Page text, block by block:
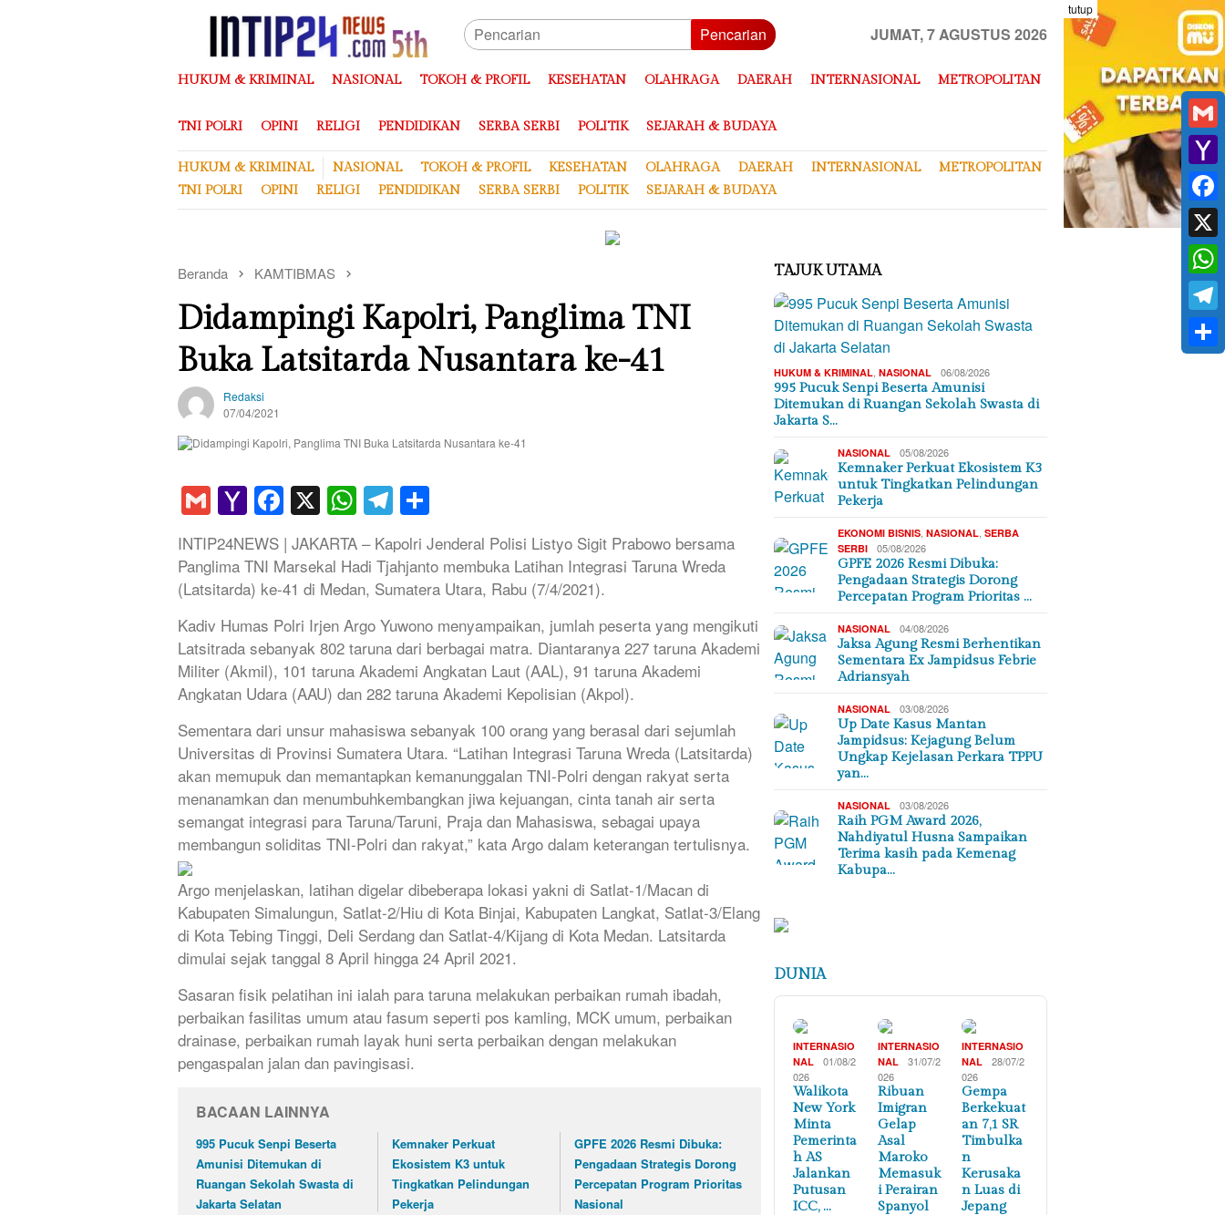
tutup
Pencarian JUMAT, 7 AGUSTUS 2026
HUKUM & KRIMINAL NASIONAL TOKOH & PROFIL KESEHATAN OLAHRAGA DAERAH INTERNASIONAL METROPOLITAN
TNI POLRI OPINI RELIGI PENDIDIKAN SERBA SERBI POLITIK SEJARAH & BUDAYA
HUKUM & KRIMINAL NASIONAL TOKOH & PROFIL KESEHATAN OLAHRAGA DAERAH INTERNASIONAL
METROPOLITAN
TNI POLRI
OPINI RELIGI PENDIDIKAN SERBA SERBI POLITIK SEJARAH & BUDAYA
Beranda KAMTIBMAS
Didampingi Kapolri, Panglima TNI
Buka Latsitarda Nusantara ke-41
Redaksi
07/04/2021
GmailYahoo
Mail
Facebook
X WhatsApp
Telegram
INTIP24NEWS | JAKARTA – Kapolri Jenderal Polisi Listyo Sigit Prabowo bersama
Panglima TNI Marsekal Hadi Tjahjanto membuka Latihan Integrasi Taruna Wreda
(Latsitarda) ke-41 di Medan, Sumatera Utara, Rabu (7/4/2021).
Kadiv Humas Polri Irjen Argo Yuwono menyampaikan, jumlah peserta yang mengikuti
Latsitrada sebanyak 802 taruna dari berbagai matra. Diantaranya 227 taruna Akademi
Militer (Akmil), 101 taruna Akademi Angkatan Laut (AAL), 91 taruna Akademi
Angkatan Udara (AAU) dan 282 taruna Akademi Kepolisian (Akpol).
Sementara dari unsur mahasiswa sebanyak 100 orang yang berasal dari sejumlah
Universitas di Provinsi Sumatera Utara. “Latihan Integrasi Taruna Wreda (Latsitarda)
akan memupuk dan memantapkan kemanunggalan TNI-Polri dengan rakyat serta
menanamkan dan menumbuhkembangkan jiwa kejuangan, cinta tanah air serta
semangat integrasi para Taruna/Taruni, Praja dan Mahasiswa, sebagai upaya
membangun soliditas TNI-Polri dan rakyat,” kata Argo dalam keterangan tertulisnya.
Argo menjelaskan, latihan digelar dibeberapa lokasi yakni di Satlat-1/Macan di
Kabupaten Simalungun, Satlat-2/Hiu di Kota Binjai, Kabupaten Langkat, Satlat-3/Elang
di Kota Tebing Tinggi, Deli Serdang dan Satlat-4/Kijang di Kota Medan. Latsitarda
dimulai sejak tanggal 8 April hingga 24 April 2021.
Sasaran fisik pelatihan ini ialah para taruna melakukan perbaikan rumah ibadah,
perbaikan fasilitas umum atau fasum seperti pos kamling, MCK umum, perbaikan
drainase, perbaikan rumah layak huni serta perbaikan dengan melakukan
pengaspalan jalan dan pavingisasi.
BACAAN LAINNYA
995 Pucuk Senpi Beserta
Amunisi Ditemukan di
Ruangan Sekolah Swasta di
Jakarta Selatan
Kemnaker Perkuat
Ekosistem K3 untuk
Tingkatkan Pelindungan
Pekerja
GPFE 2026 Resmi Dibuka:
Pengadaan Strategis Dorong
Percepatan Program Prioritas
Nasional
TAJUK UTAMA
HUKUM & KRIMINAL ,NASIONAL 06/08/2026
995 Pucuk Senpi Beserta Amunisi
Ditemukan di Ruangan Sekolah Swasta di
Jakarta S…
NASIONAL 05/08/2026
Kemnaker Perkuat Ekosistem K3
untuk Tingkatkan Pelindungan
Pekerja
EKONOMI BISNIS ,NASIONAL ,SERBA
SERBI
05/08/2026
GPFE 2026 Resmi Dibuka:
Pengadaan Strategis Dorong
Percepatan Program Prioritas …
NASIONAL 04/08/2026
Jaksa Agung Resmi Berhentikan
Sementara Ex Jampidsus Febrie
Adriansyah
NASIONAL 03/08/2026
Up Date Kasus Mantan
Jampidsus: Kejagung Belum
Ungkap Kejelasan Perkara TPPU
yan…
NASIONAL 03/08/2026
Raih PGM Award 2026,
Nahdiyatul Husna Sampaikan
Terima kasih pada Kemenag
Kabupa…
DUNIA
INTERNASIO
NAL
01/08/2
026
Walikota
New York
Minta
Pemerinta
h AS
Jalankan
Putusan
ICC, …
INTERNASIO
NAL
31/07/2
026
Ribuan
Imigran
Gelap
Asal
Maroko
Memasuk
i Perairan
Spanyol
INTERNASIO
NAL
28/07/2
026
Gempa
Berkekuat
an 7,1 SR
Timbulka
n
Kerusaka
n Luas di
Jepang
Mail
X